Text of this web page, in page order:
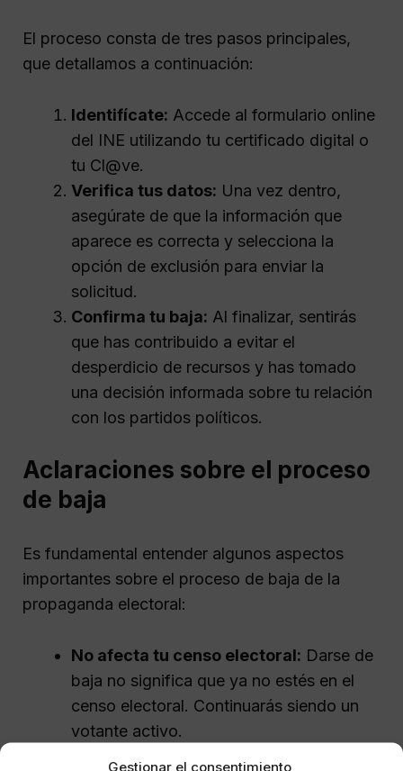
Gestionar el consentimiento
El proceso consta de tres pasos principales,
que detallamos a continuación:
Identifícate: Accede al formulario online
del INE utilizando tu certificado digital o
tu Cl@ve.
Verifica tus datos: Una vez dentro,
asegúrate de que la información que
aparece es correcta y selecciona la
opción de exclusión para enviar la
solicitud.
Confirma tu baja: Al finalizar, sentirás
que has contribuido a evitar el
desperdicio de recursos y has tomado
una decisión informada sobre tu relación
con los partidos políticos.
Aclaraciones sobre el proceso
de baja
Es fundamental entender algunos aspectos
importantes sobre el proceso de baja de la
propaganda electoral:
No afecta tu censo electoral: Darse de
baja no significa que ya no estés en el
censo electoral. Continuarás siendo un
votante activo.